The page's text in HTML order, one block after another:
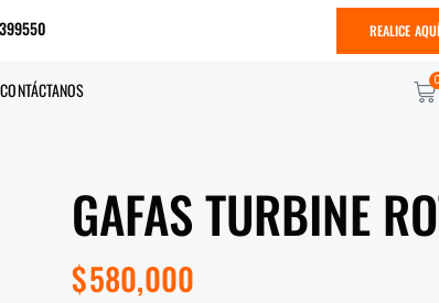
REALICE
CONTÁCTANOS 0
GAFAS TURBINE
$580,000